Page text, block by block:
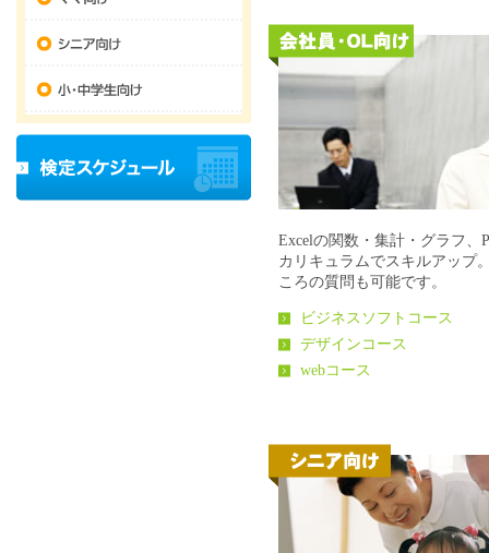
シニア向け
小・中学生向け
検定スケジュール
会社員・
Excelの関数・集計・グラフ、
カリキュラムでスキルアップ
ころの質問も可能です。
ビジネスソフトコース
デザインコース
webコース
シニア向け